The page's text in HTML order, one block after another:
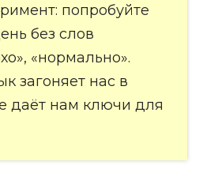
попробуйте
без слов
«нормально».
загоняет нас в
даёт нам ключи для